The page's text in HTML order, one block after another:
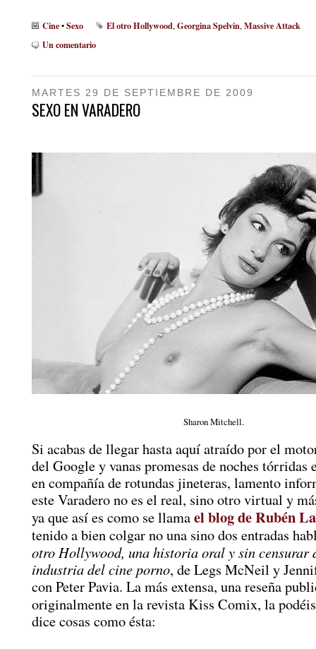
Cine•Sexo El otro Hollywood, Georgina Spelvin, Massive Attack
Un comentario
MARTES 29 DE SEPTIEMBRE DE 2009
SEXO EN VARADERO
Sharon Mitchell.
Si acabas de llegar hasta aquí atraído por el
del Google y vanas promesas de noches tórridas
en compañía de rotundas jineteras, lamento
este Varadero no es el real, sino otro virtual y
ya que así es como se llamael blog de Rubén
tenido a bien colgar no una sino dos entradas
otro Hollywood, una historia oral y sin censurar
industria del cine porno, de Legs McNeil y
con Peter Pavia. La más extensa, una reseña
originalmente en la revista Kiss Comix, la
dice cosas como ésta: